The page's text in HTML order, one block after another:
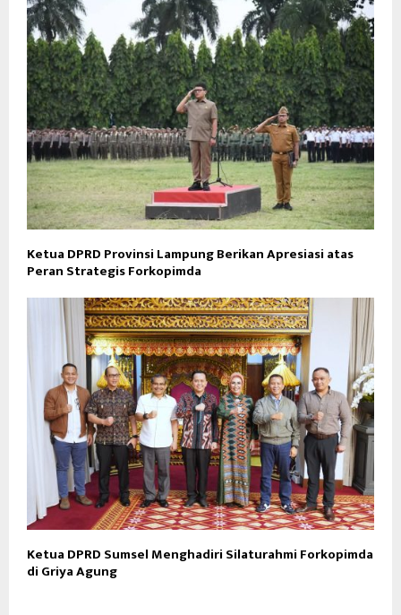
Ketua DPRD Provinsi Lampung Berikan Apresiasi atas
Peran Strategis Forkopimda
Ketua DPRD Sumsel Menghadiri Silaturahmi Forkopimda
di Griya Agung